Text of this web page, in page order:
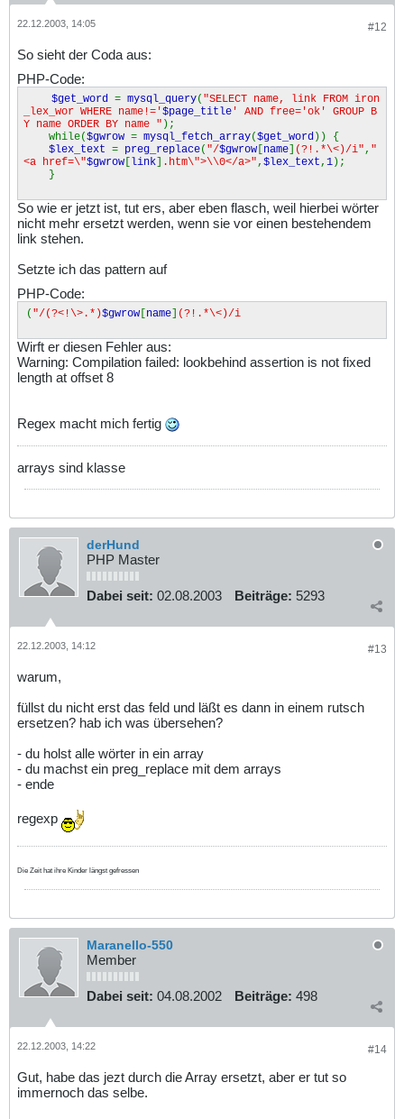
#12
22.12.2003, 14:05
So sieht der Coda aus:
PHP-Code:
$get_word = mysql_query( "SELECT name, link FROM iron
_lex_wor WHERE name!='$page_title ' AND free='ok' GROUP B
Y name ORDER BY name " );
while($gwrow = mysql_fetch_array($get_word )) {
$lex_text = preg_replace( "/$gwrow [name] (?!.*\<)/i" , "
<a href=\"$gwrow [link] .htm\">\\0</a>" , $lex_text , 1);
}
So wie er jetzt ist, tut ers, aber eben flasch, weil hierbei wörter
nicht mehr ersetzt werden, wenn sie vor einen bestehendem
link stehen.
Setzte ich das pattern auf
PHP-Code:
( "/(?<!\>.*)$gwrow [name] (?!.*\<)/i
Wirft er diesen Fehler aus:
Warning: Compilation failed: lookbehind assertion is not fixed
length at offset 8
Regex macht mich fertig
arrays sind klasse
derHund
PHP Master
Dabei seit: 02.08.2003 Beiträge: 5293
#13
22.12.2003, 14:12
warum,
füllst du nicht erst das feld und läßt es dann in einem rutsch
ersetzen? hab ich was übersehen?
- du holst alle wörter in ein array
- du machst ein preg_replace mit dem arrays
- ende
regexp
Die Zeit hat ihre Kinder längst gefressen
Maranello-550
Member
Dabei seit: 04.08.2002 Beiträge: 498
#14
22.12.2003, 14:22
Gut, habe das jezt durch die Array ersetzt, aber er tut so
immernoch das selbe.